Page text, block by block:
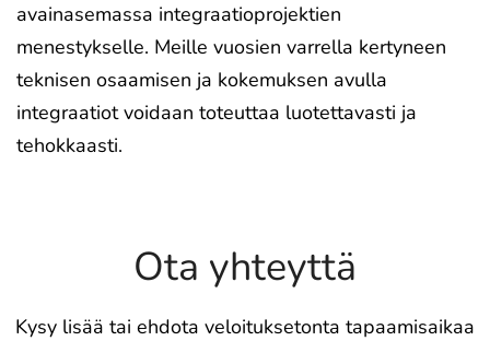
avainasemassa integraatioprojektien
menestykselle. Meille vuosien varrella kertyneen
teknisen osaamisen ja kokemuksen avulla
integraatiot voidaan toteuttaa luotettavasti ja
tehokkaasti.
Ota yhteyttä
Kysy lisää tai ehdota veloituksetonta tapaamisaikaa